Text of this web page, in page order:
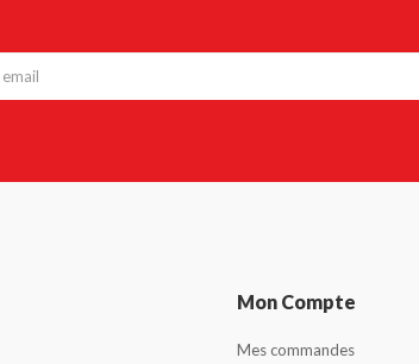
Mon Compte
Mes commandes